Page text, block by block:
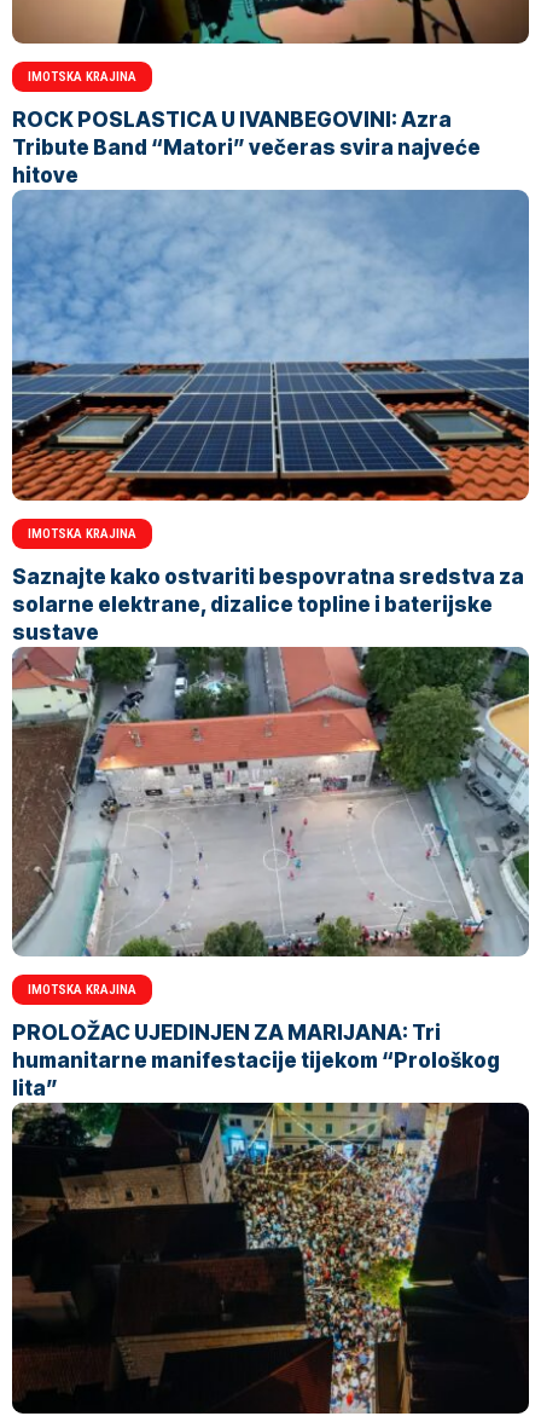
IMOTSKA KRAJINA
ROCK POSLASTICA U IVANBEGOVINI: Azra
Tribute Band “Matori” večeras svira najveće
hitove
IMOTSKA KRAJINA
Saznajte kako ostvariti bespovratna sredstva za
solarne elektrane, dizalice topline i baterijske
sustave
IMOTSKA KRAJINA
PROLOŽAC UJEDINJEN ZA MARIJANA: Tri
humanitarne manifestacije tijekom “Prološkog
lita”